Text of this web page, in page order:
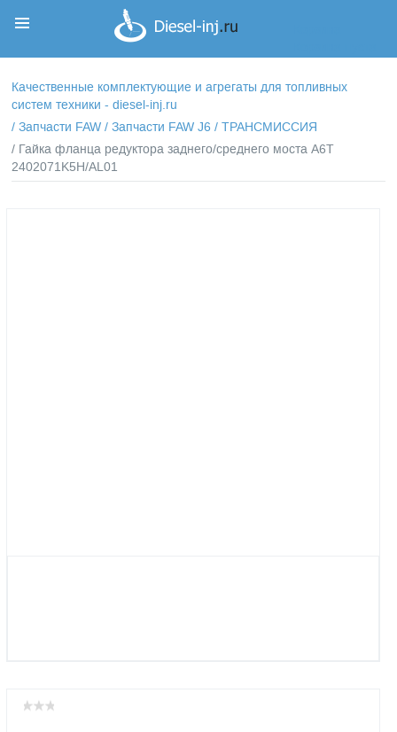
Качественные комплектующие и агрегаты для топливных
систем техники - diesel-inj.ru
/Запчасти FAW /Запчасти FAW J6 /ТРАНСМИССИЯ
/ Гайка фланца редуктора заднего/среднего моста А6Т
2402071K5H/AL01